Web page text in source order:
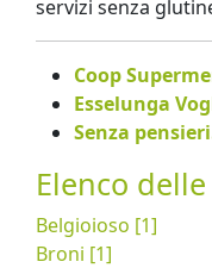
servizi senza
Coop
Esselunga
Senza
Elenco
Belgioioso [1]
Broni [1]